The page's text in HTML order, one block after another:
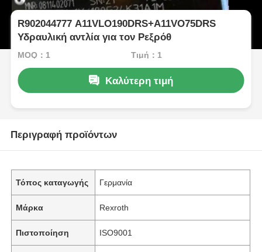
R902044777 A11VLO190DRS+A11VO75DRS
Υδραυλική αντλία για τον Ρεξρόθ
MOQ：1 Τιμή：1
Καλύτερη τιμή
Περιγραφή προϊόντων
Τόπος καταγωγής Γερμανία
Μάρκα Rexroth
Πιστοποίηση ISO9001